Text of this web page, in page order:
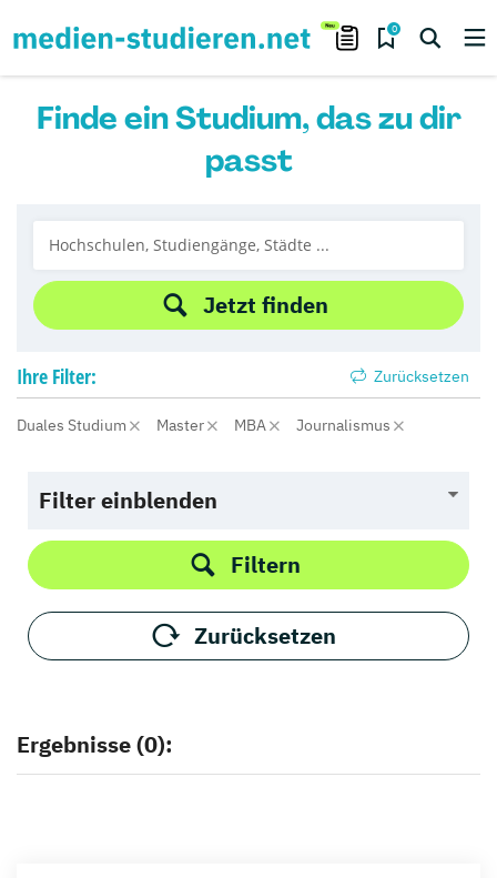
0
Finde ein Studium, das zu dir
passt
Jetzt finden
Ihre Filter: Zurücksetzen
Duales Studium Master MBA Journalismus
Filter einblenden
Filtern
Zurücksetzen
Ergebnisse (0):